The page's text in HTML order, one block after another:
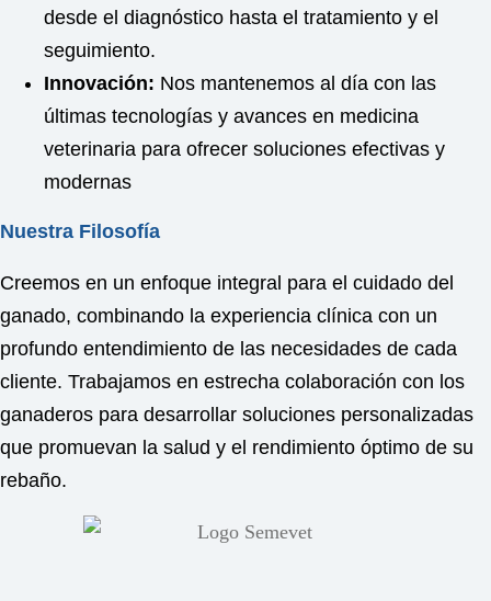
desde el diagnóstico hasta el tratamiento y el
seguimiento.
Innovación: Nos mantenemos al día con las
últimas tecnologías y avances en medicina
veterinaria para ofrecer soluciones efectivas y
modernas
Nuestra Filosofía
Creemos en un enfoque integral para el cuidado del
ganado, combinando la experiencia clínica con un
profundo entendimiento de las necesidades de cada
cliente. Trabajamos en estrecha colaboración con los
ganaderos para desarrollar soluciones personalizadas
que promuevan la salud y el rendimiento óptimo de su
rebaño.